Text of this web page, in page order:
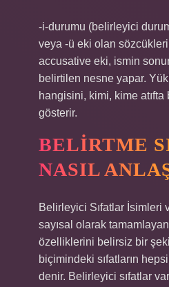
-i-durumu (belirleyici
veya -ü eki olan
accusative eki, ismin
belirtilen nesne yapar.
hangisini, kimi, kime
gösterir.
BELIRTME
NASIL
Belirleyici Sıfatlar İsimleri
sayısal olarak
özelliklerini belirsiz bir
biçimindeki sıfatların
denir. Belirleyici sıfatlar